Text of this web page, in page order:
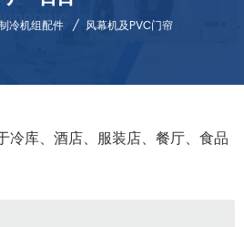
冷机组配件 / 风幕机及PVC门帘
冷库、酒店、服装店、餐厅、食品